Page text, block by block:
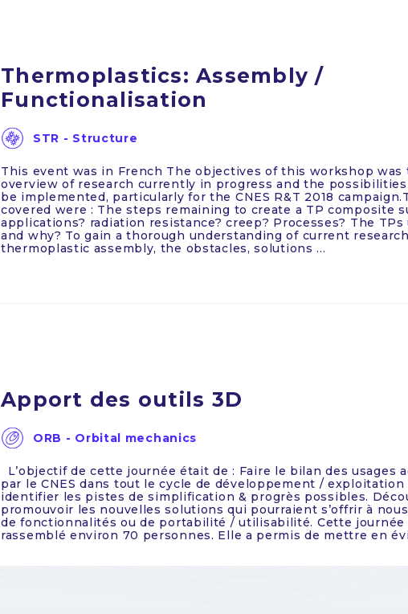
Thermoplastics: Assembly /
Functionalisation
STR - Structure
This event was in French The objectives of this workshop was
overview of research currently in progress and the
be implemented, particularly for the CNES R&T 2018
covered were : The steps remaining to create a TP composite
applications? radiation resistance? creep? Processes? The TPs
and why? To gain a thorough understanding of current
thermoplastic assembly, the obstacles, solutions ...
Apport des outils 3D
ORB - Orbital mechanics
L’objectif de cette journée était de : Faire le bilan des usages
par le CNES dans tout le cycle de développement /
identifier les pistes de simplification & progrès possibles.
promouvoir les nouvelles solutions qui pourraient s’offrir à
de fonctionnalités ou de portabilité / utilisabilité. Cette journée
rassemblé environ 70 personnes. Elle a permis de mettre en